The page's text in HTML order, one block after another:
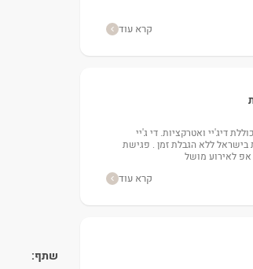
שתף:
קרא עוד
דיג'יי ואטרקציות. די ג'יי
ללא הגבלת זמן . פגישת
אפ לאירוע מושל
קרא עוד